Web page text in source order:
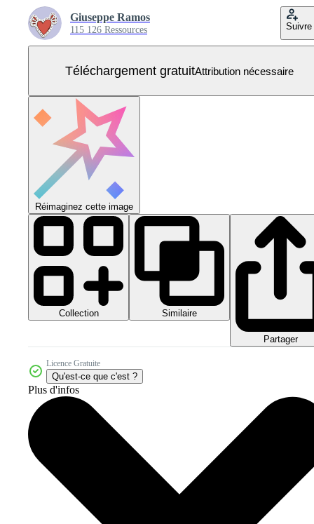
Giuseppe Ramos
115 126 Ressources Suivre
Téléchargement gratuitAttribution nécessaire
Réimaginez cette image
Collection Similaire
Partager
Licence Gratuite
Qu'est-ce que c'est ?
Plus d'infos